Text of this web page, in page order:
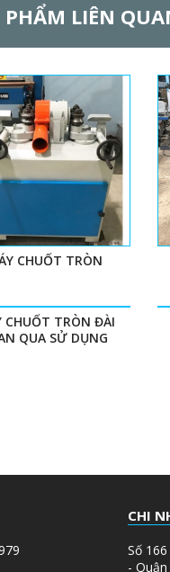
PHẨM LIÊN
CHUỐT TRÒN
CHUỐT TRÒN ĐÀI
QUA SỬ DỤNG
CHI
Số
-